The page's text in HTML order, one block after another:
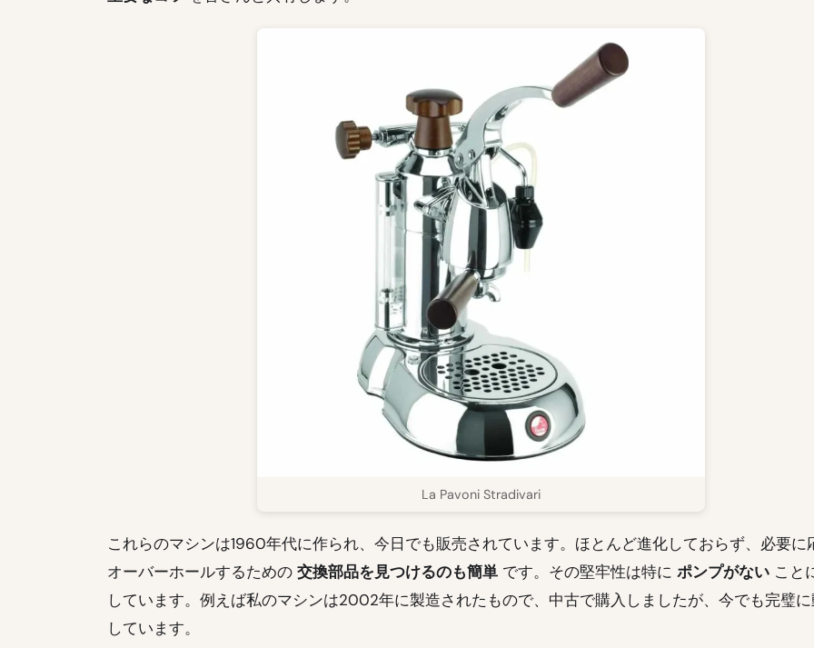
La Pavoni Stradivari
これらのマシンは1960年代に作られ、今日でも販売されています。ほとんど進化しておらず、必要に
オーバーホールするための 交換部品を見つけるのも簡単 です。その堅牢性は特に ポンプがない こと
しています。例えば私のマシンは2002年に製造されたもので、中古で購入しましたが、今でも完璧
しています。